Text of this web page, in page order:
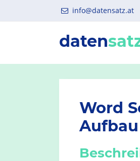
info@datensatz.at
daten
Word
Aufbau